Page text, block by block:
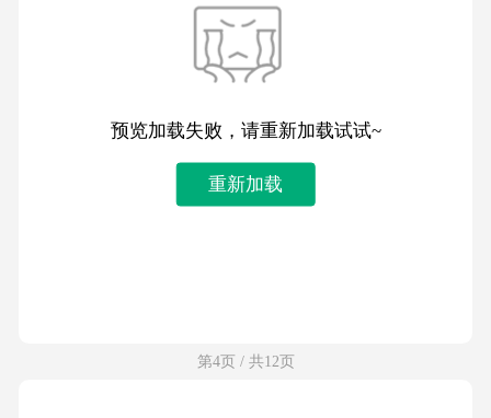
预览加载失败，请重新加载试试~
重新加载
第4页 / 共12页